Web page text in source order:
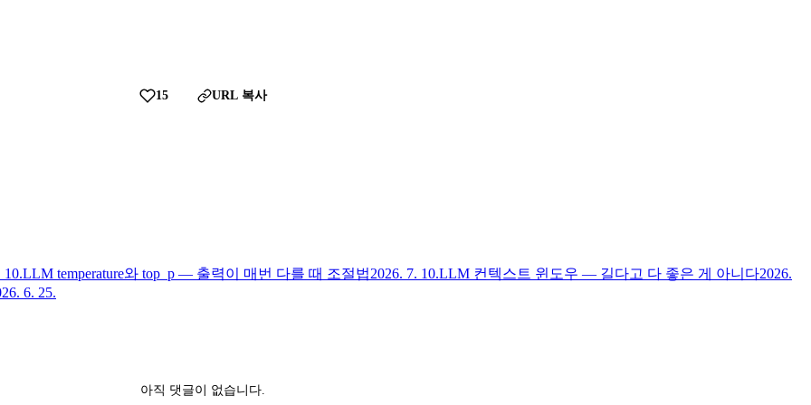
15 URL 복사
10.LLM temperature와 top_p — 출력이 매번 다를 때 조절법2026. 7. 10.LLM 컨텍스트 윈도우 — 길다고 다 좋은 게 아니다2026.
6. 25.
아직 댓글이 없습니다.